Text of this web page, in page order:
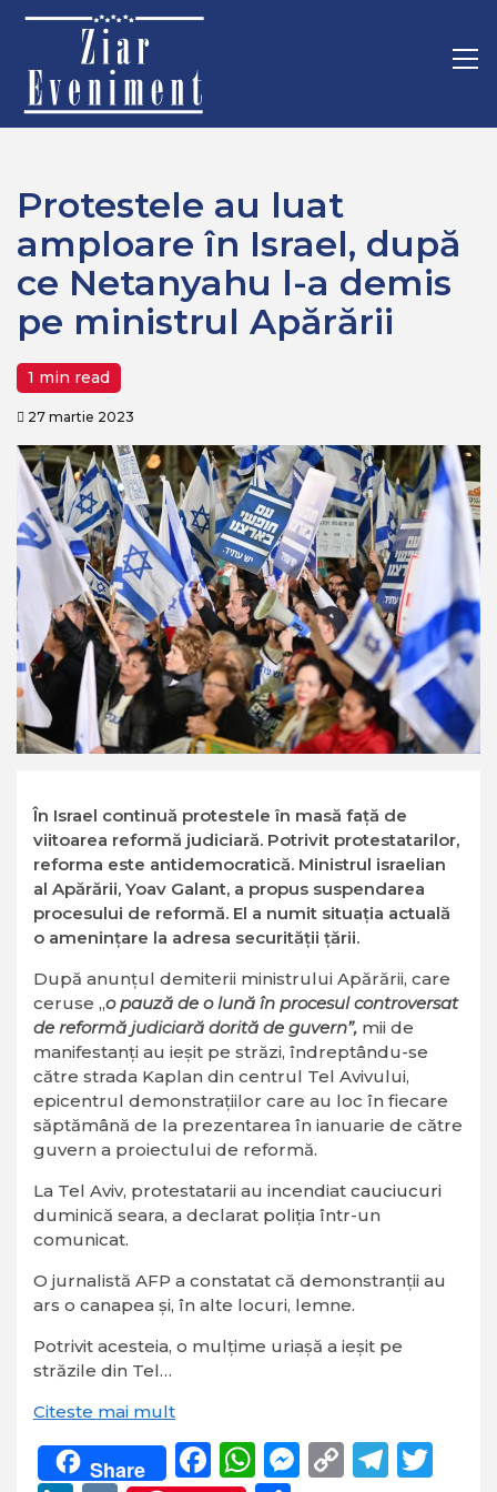
Recomandate
Protestele au luat amploare în Israel, după ce Netanyahu l-a
demis pe ministrul Apărării
Protestele au luat
amploare în Israel, după
ce Netanyahu l-a demis
pe ministrul Apărării
1 min read
27 martie 2023
În Israel continuă protestele în masă față de
viitoarea reformă judiciară. Potrivit protestatarilor,
reforma este antidemocratică. Ministrul israelian
al Apărării, Yoav Galant, a propus suspendarea
procesului de reformă. El a numit situația actuală
o amenințare la adresa securității țării.
După anunţul demiterii ministrului Apărării, care
ceruse „o pauză de o lună în procesul controversat
de reformă judiciară dorită de guvern”, mii de
manifestanţi au ieşit pe străzi, îndreptându-se
către strada Kaplan din centrul Tel Avivului,
epicentrul demonstraţiilor care au loc în fiecare
săptămână de la prezentarea în ianuarie de către
guvern a proiectului de reformă.
La Tel Aviv, protestatarii au incendiat cauciucuri
duminică seara, a declarat poliţia într-un
comunicat.
O jurnalistă AFP a constatat că demonstranţii au
ars o canapea şi, în alte locuri, lemne.
Potrivit acesteia, o mulţime uriaşă a ieşit pe
străzile din Tel…
Citeste mai mult
Share Facebook
WhatsApp
Messenger
Copy